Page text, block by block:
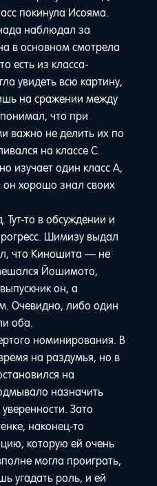
покинула Исояма.
наблюдал за
в основном смотрела
есть из класса-
увидеть всю картину,
на сражении между
что при
важно не делить их по
на классе C.
изучает один класс A,
хорошо знал своих
Тут-то в обсуждении и
Шимизу выдал
что Киношита — не
Йошимото,
он, а
Очевидно, либо один
оба.
номинирования. В
на раздумья, но в
на
назначить
Зато
наконец-то
которую ей очень
могла проиграть,
угадать роль, и ей